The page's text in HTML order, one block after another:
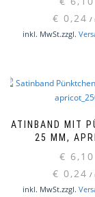
€ 0,24 /
inkl. MwSt.zzgl.
SATINBAND MIT
25 MM,
€ 6,10
€ 0,24 /
inkl. MwSt.zzgl.